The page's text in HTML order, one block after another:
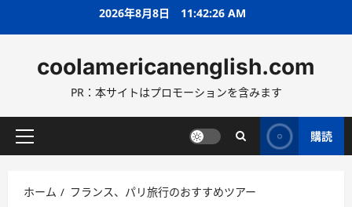
ス
ッ
2026年8月8日 11:42:28 AM
coolamericanenglish.com
PR：本サイトはプロモーションを含みます
メ
メ
購読
ホーム フランス、パリ旅行のおすすめツアー